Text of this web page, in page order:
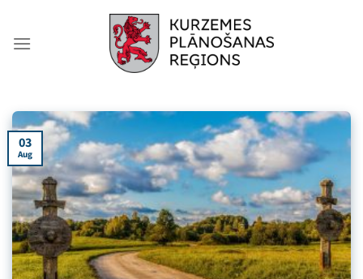
content
03
Aug